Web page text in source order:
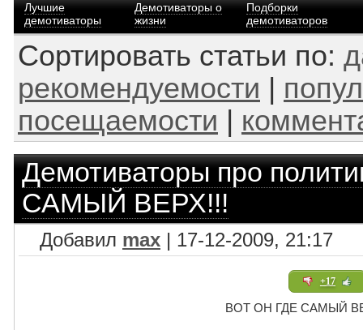
Лучшие
демотиваторы
Демотиваторы о
жизни
Подборки
демотиваторов
Сортировать статьи по:
рекомендуемости
посещаемости
Демотиваторы про
САМЫЙ ВЕРХ!!!
Добавил max | 17-12-2009, 21:17
+17
ВОТ ОН ГДЕ САМЫЙ